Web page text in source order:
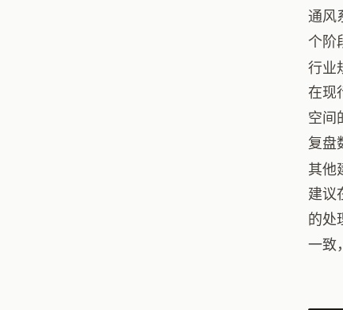
通风
个阶
行业
在现
空间
复盘
其他
建议
的处
一致